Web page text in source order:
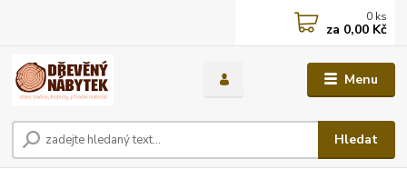
Menu
Hledat
0 ks
za 0,00 Kč